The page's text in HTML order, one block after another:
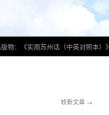
物：《实用苏州话（中英对照本）》
较新文章 →